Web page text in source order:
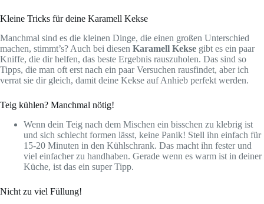
Kleine Tricks für deine Karamell Kekse
Manchmal sind es die kleinen Dinge, die einen großen Unterschied
machen, stimmt’s? Auch bei diesen Karamell Kekse gibt es ein paar
Kniffe, die dir helfen, das beste Ergebnis rauszuholen. Das sind so
Tipps, die man oft erst nach ein paar Versuchen rausfindet, aber ich
verrat sie dir gleich, damit deine Kekse auf Anhieb perfekt werden.
Teig kühlen? Manchmal nötig!
Wenn dein Teig nach dem Mischen ein bisschen zu klebrig ist
und sich schlecht formen lässt, keine Panik! Stell ihn einfach für
15-20 Minuten in den Kühlschrank. Das macht ihn fester und
viel einfacher zu handhaben. Gerade wenn es warm ist in deiner
Küche, ist das ein super Tipp.
Nicht zu viel Füllung!